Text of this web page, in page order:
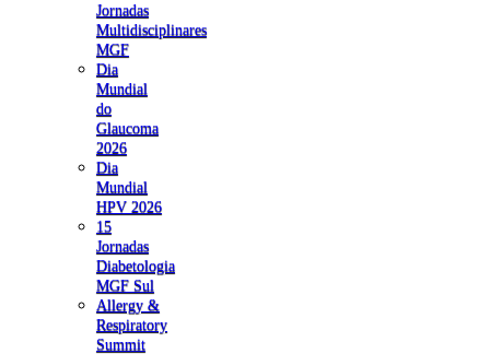
Jornadas
Multidisciplinares
MGF
Dia
Mundial
do
Glaucoma
2026
Dia
Mundial
HPV 2026
15
Jornadas
Diabetologia
MGF Sul
Allergy &
Respiratory
Summit